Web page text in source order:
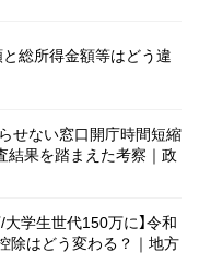
と総所得金額等はどう違
せない窓口開庁時間短縮
果を踏まえた考察｜政
学生世代150万に】令和
除はどう変わる？｜地方